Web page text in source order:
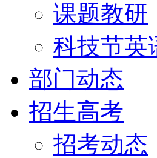
课题教研
科技节英
部门动态
招生高考
招考动态